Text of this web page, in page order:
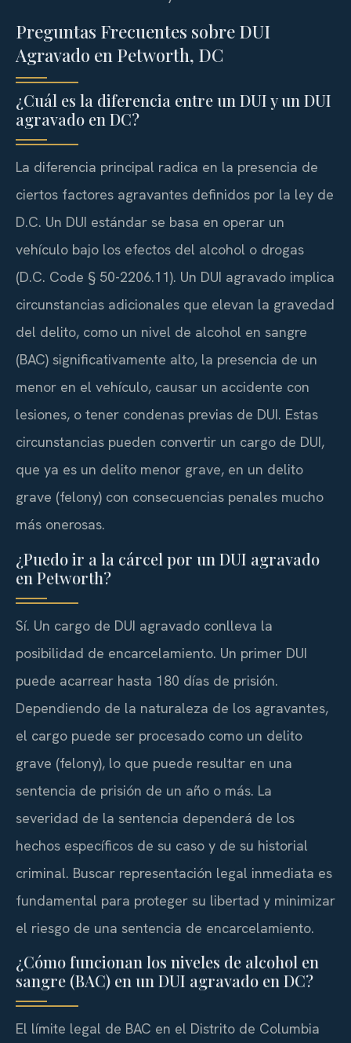
Preguntas Frecuentes sobre DUI
Agravado en Petworth, DC
¿Cuál es la diferencia entre un DUI y un DUI
agravado en DC?
La diferencia principal radica en la presencia de
ciertos factores agravantes definidos por la ley de
D.C. Un DUI estándar se basa en operar un
vehículo bajo los efectos del alcohol o drogas
(D.C. Code § 50-2206.11). Un DUI agravado implica
circunstancias adicionales que elevan la gravedad
del delito, como un nivel de alcohol en sangre
(BAC) significativamente alto, la presencia de un
menor en el vehículo, causar un accidente con
lesiones, o tener condenas previas de DUI. Estas
circunstancias pueden convertir un cargo de DUI,
que ya es un delito menor grave, en un delito
grave (felony) con consecuencias penales mucho
más onerosas.
¿Puedo ir a la cárcel por un DUI agravado
en Petworth?
Sí. Un cargo de DUI agravado conlleva la
posibilidad de encarcelamiento. Un primer DUI
puede acarrear hasta 180 días de prisión.
Dependiendo de la naturaleza de los agravantes,
el cargo puede ser procesado como un delito
grave (felony), lo que puede resultar en una
sentencia de prisión de un año o más. La
severidad de la sentencia dependerá de los
hechos específicos de su caso y de su historial
criminal. Buscar representación legal inmediata es
fundamental para proteger su libertad y minimizar
el riesgo de una sentencia de encarcelamiento.
¿Cómo funcionan los niveles de alcohol en
sangre (BAC) en un DUI agravado en DC?
El límite legal de BAC en el Distrito de Columbia